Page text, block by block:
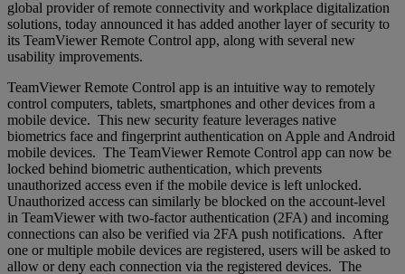
global provider of remote connectivity and workplace digitalization
solutions, today announced it has added another layer of security to
its TeamViewer Remote Control app, along with several new
usability improvements.
TeamViewer Remote Control app is an intuitive way to remotely
control computers, tablets, smartphones and other devices from a
mobile device. This new security feature leverages native
biometrics face and fingerprint authentication on Apple and Android
mobile devices. The TeamViewer Remote Control app can now be
locked behind biometric authentication, which prevents
unauthorized access even if the mobile device is left unlocked.
Unauthorized access can similarly be blocked on the account-level
in TeamViewer with two-factor authentication (2FA) and incoming
connections can also be verified via 2FA push notifications. After
one or multiple mobile devices are registered, users will be asked to
allow or deny each connection via the registered devices. The